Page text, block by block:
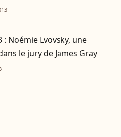
: Noémie Lvovsky, une
le jury de James Gray